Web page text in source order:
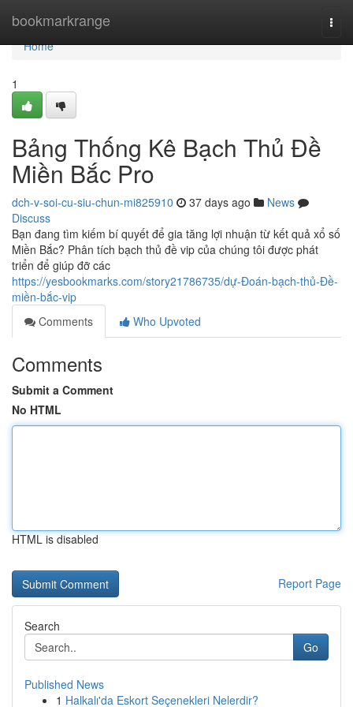
bookmarkrange
Home
Home
1
Bảng Thống Kê Bạch Thủ Đề
Miền Bắc Pro
dch-v-soi-cu-siu-chun-mi825910 37 days ago
News
Discuss
Bạn đang tìm kiếm bí quyết để gia tăng lợi nhuận từ kết quả xổ số
Miền Bắc? Phân tích bạch thủ đề vip của chúng tôi được phát
triển để giúp đỡ các
https://yesbookmarks.com/story21786735/dự-Đoán-bạch-thủ-Đề-
miền-bắc-vip
Comments
Who Upvoted
Comments
Submit a Comment
No HTML
HTML is disabled
Report Page
Search
Go
Published News
1 Halkalı'da Eskort Seçenekleri Nelerdir?